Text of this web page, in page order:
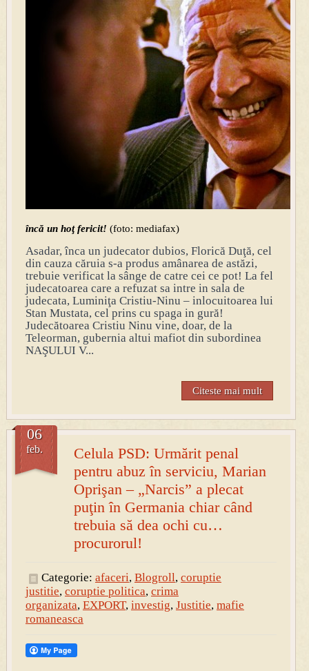
încă un hoţ fericit! (foto: mediafax)
Asadar, înca un judecator dubios, Florică Duţă, cel
din cauza căruia s-a produs amânarea de astăzi,
trebuie verificat la sânge de catre cei ce pot! La fel
judecatoarea care a refuzat sa intre in sala de
judecata, Luminiţa Cristiu-Ninu – inlocuitoarea lui
Stan Mustata, cel prins cu spaga in gură!
Judecătoarea Cristiu Ninu vine, doar, de la
Teleorman, gubernia altui mafiot din subordinea
NAŞULUI V...
Citeste mai mult
Celula PSD: Urmărit penal
pentru abuz în serviciu, Marian
Oprişan – „Narcis” a plecat
puţin în Germania chiar când
trebuia să dea ochi cu…
procurorul!
06
feb.
Categorie: afaceri, Blogroll, coruptie
justitie, coruptie politica, crima
organizata, EXPORT, investig, Justitie, mafie
romaneasca